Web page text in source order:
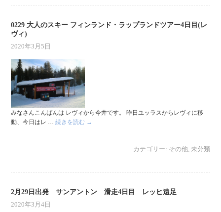
0229 大人のスキー フィンランド・ラップランドツアー4日目(レ
ヴィ)
2020年3月5日
みなさんこんばんは レヴィから今井です。 昨日ユッラスからレヴィに移
動、今日はレ …続きを読む →
カテゴリー: その他, 未分類
2月29日出発 サンアントン 滑走4日目 レッヒ遠足
2020年3月4日